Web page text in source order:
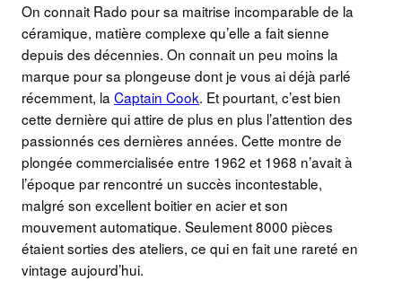
On connait Rado pour sa maitrise incomparable de la
céramique, matière complexe qu’elle a fait sienne
depuis des décennies. On connait un peu moins la
marque pour sa plongeuse dont je vous ai déjà parlé
récemment, la Captain Cook. Et pourtant, c’est bien
cette dernière qui attire de plus en plus l’attention des
passionnés ces dernières années. Cette montre de
plongée commercialisée entre 1962 et 1968 n’avait à
l’époque par rencontré un succès incontestable,
malgré son excellent boitier en acier et son
mouvement automatique. Seulement 8000 pièces
étaient sorties des ateliers, ce qui en fait une rareté en
vintage aujourd’hui.